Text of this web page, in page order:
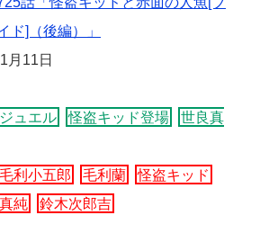
ド]（後編）」
月11日
ュエル 怪盗キッド登場
世良真
毛利小五郎 毛利蘭
怪盗キッド
純
鈴木次郎吉